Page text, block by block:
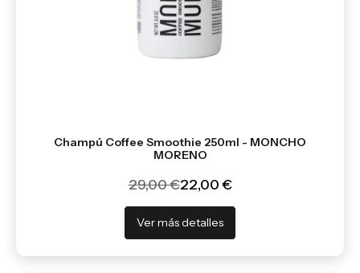
Champú Coffee Smoothie 250ml - MONCHO
MORENO
29,00 €22,00 €
Ver más detalles